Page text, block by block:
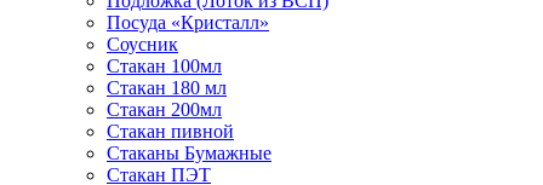
Посуда «Кристалл»
Соусник
Стакан 100мл
Стакан 180 мл
Стакан 200мл
Стакан пивной
Стаканы Бумажные
Стакан ПЭТ